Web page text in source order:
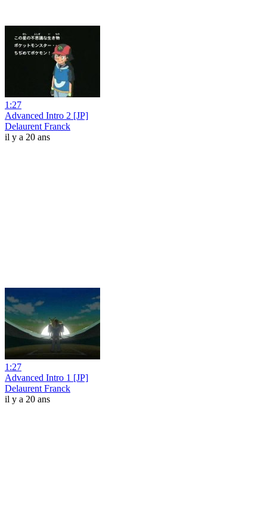
1:27
Advanced Intro 2 [JP]
Delaurent Franck
il y a 20 ans
1:27
Advanced Intro 1 [JP]
Delaurent Franck
il y a 20 ans